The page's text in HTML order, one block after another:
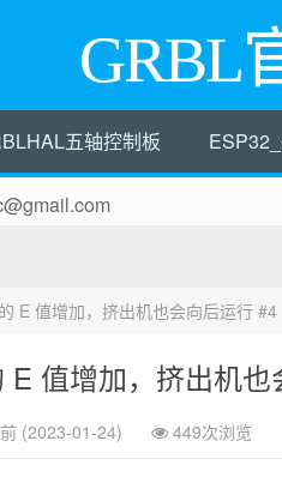
GRBL
五轴控制板
E 值增加，挤出机也会向后运行 #4
E 值增加，挤出机
(2023-01-24) 449次浏览